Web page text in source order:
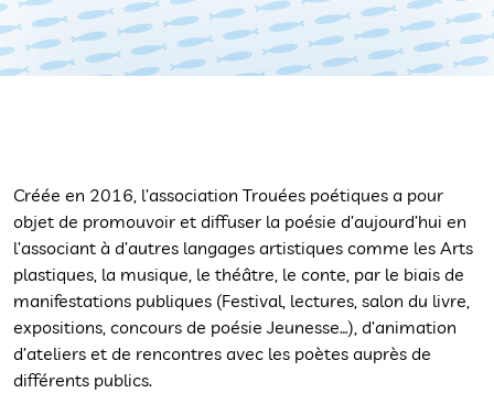
Créée en 2016, l’association Trouées poétiques a pour
objet de promouvoir et diffuser la poésie d’aujourd’hui en
l’associant à d’autres langages artistiques comme les Arts
plastiques, la musique, le théâtre, le conte, par le biais de
manifestations publiques (Festival, lectures, salon du livre,
expositions, concours de poésie Jeunesse…), d’animation
d’ateliers et de rencontres avec les poètes auprès de
différents publics.